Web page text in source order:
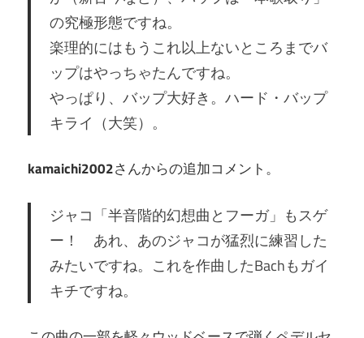
の究極形態ですね。
楽理的にはもうこれ以上ないところまでバ
ップはやっちゃたんですね。
やっぱり、バップ大好き。ハード・バップ
キライ（大笑）。
kamaichi2002さんからの追加コメント。
ジャコ「半音階的幻想曲とフーガ」もスゲ
ー！ あれ、あのジャコが猛烈に練習した
みたいですね。これを作曲したBachもガイ
キチですね。